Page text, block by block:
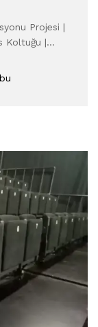
Projesi |
Koltuğu |…